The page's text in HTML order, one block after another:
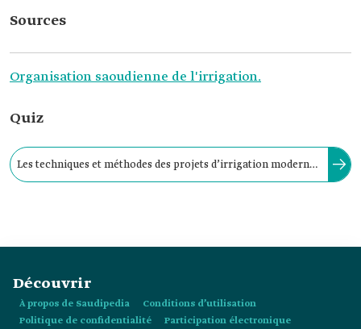
Sources
Organisation saoudienne de l'irrigation.
Quiz
Les techniques et méthodes des projets d’irrigation modernes
Découvrir
À propos de Saudipedia
Conditions d’utilisation
Politique de confidentialité
Participation électronique